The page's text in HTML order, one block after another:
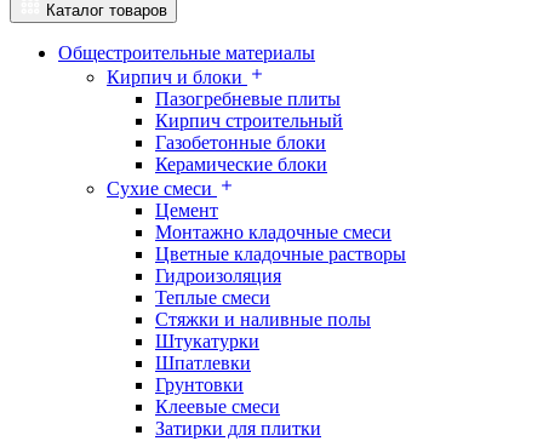
Каталог товаров
Общестроительные материалы
Кирпич и блоки
Пазогребневые плиты
Кирпич строительный
Газобетонные блоки
Керамические блоки
Сухие смеси
Цемент
Монтажно кладочные смеси
Цветные кладочные растворы
Гидроизоляция
Теплые смеси
Стяжки и наливные полы
Штукатурки
Шпатлевки
Грунтовки
Клеевые смеси
Затирки для плитки